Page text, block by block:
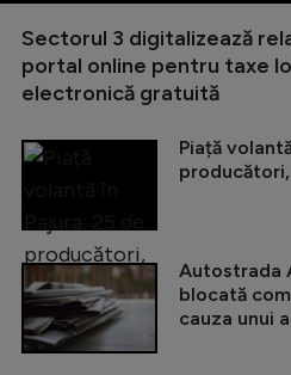
Sectorul 3 digitalizează
portal online pentru taxe
electronică gratuită
Piață
Autostrada
blocată
cauza unui